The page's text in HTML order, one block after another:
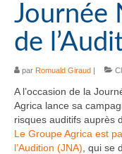
Qui sommes-nous
Accéder à Signals
Journée
de
par Romuald Giraud |
A l’occasion de la
Agrica lance sa
risques auditifs auprès
Le Groupe Agrica est
l’Audition (JNA) , qui se